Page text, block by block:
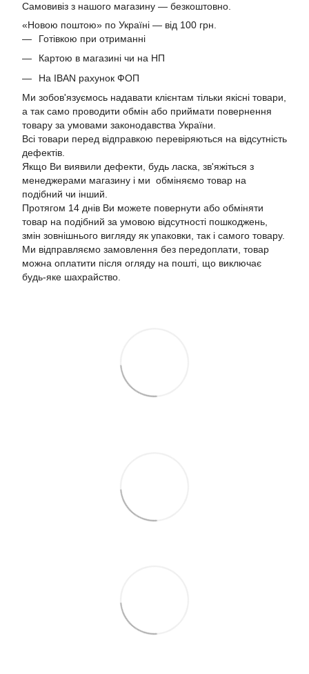
Самовивіз з нашого магазину — безкоштовно.
«Новою поштою» по Україні — від 100 грн.
Готівкою при отриманні
Картою в магазині чи на НП
На IBAN рахунок ФОП
Ми зобов'язуємось надавати клієнтам тільки якісні товари,
а так само проводити обмін або приймати повернення
товару за умовами законодавства України.
Всі товари перед відправкою перевіряються на відсутність
дефектів.
Якщо Ви виявили дефекти, будь ласка, зв'яжіться з
менеджерами магазину і ми обміняємо товар на
подібний чи інший.
Протягом 14 днів Ви можете повернути або обміняти
товар на подібний за умовою відсутності пошкоджень,
змін зовнішнього вигляду як упаковки, так і самого товару.
Ми відправляємо замовлення без передоплати, товар
можна оплатити після огляду на пошті, що виключає
будь-яке шахрайство.